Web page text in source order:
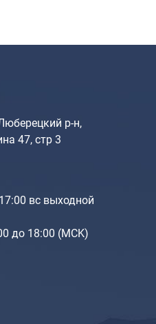
р-н,
47, стр 3
вс выходной
до 18:00 (МCK)